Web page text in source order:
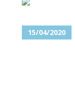
15/04/2020